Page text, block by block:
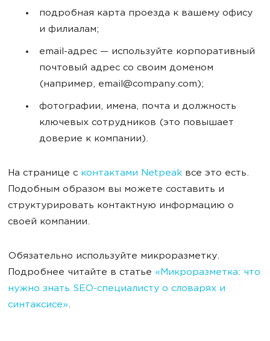
подробная карта проезда к вашему офису
и филиалам;
email-адрес — используйте корпоративный
почтовый адрес со своим доменом
(например, email@company.com);
фотографии, имена, почта и должность
ключевых сотрудников (это повышает
доверие к компании).
На странице с контактами Netpeak все это есть.
Подобным образом вы можете составить и
структурировать контактную информацию о
своей компании.
Обязательно используйте микроразметку.
Подробнее читайте в статье «Микроразметка: что
нужно знать SEO-специалисту о словарях и
синтаксисе».